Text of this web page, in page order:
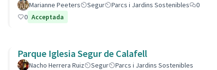
Marianne Peeters Segur Parcs i Jardins Sostenibles
0
0 Acceptada
Parque Iglesia Segur de Calafell
Nacho Herrera Ruiz Segur
Parcs i Jardins Sostenibles